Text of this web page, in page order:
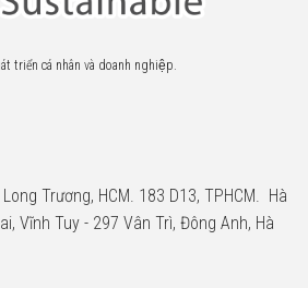
triển cá nhân và doanh nghiệp.
Trương, HCM. 183 D13, TPHCM. Hà
Vĩnh Tuy - 297 Vân Trì, Đông Anh, Hà